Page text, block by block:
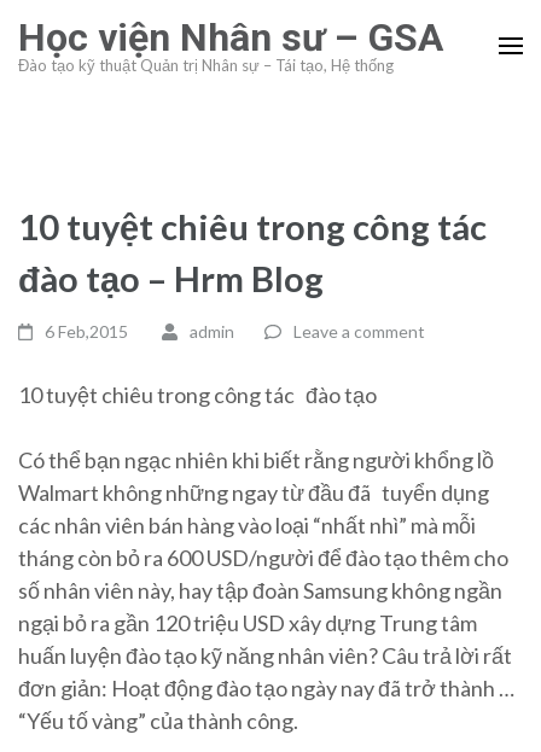
content
Học viện Nhân sư – GSA
Đào tạo kỹ thuật Quản trị Nhân sự – Tái tạo, Hệ thống
10 tuyệt chiêu trong công tác
đào tạo – Hrm Blog
6 Feb,2015 admin Leave a comment
10 tuyệt chiêu trong công tác đào tạo
Có thể bạn ngạc nhiên khi biết rằng người khổng lồ
Walmart không những ngay từ đầu đã tuyển dụng
các nhân viên bán hàng vào loại “nhất nhì” mà mỗi
tháng còn bỏ ra 600 USD/người để đào tạo thêm cho
số nhân viên này, hay tập đoàn Samsung không ngần
ngại bỏ ra gần 120 triệu USD xây dựng Trung tâm
huấn luyện đào tạo kỹ năng nhân viên? Câu trả lời rất
đơn giản: Hoạt động đào tạo ngày nay đã trở thành …
“Yếu tố vàng” của thành công.